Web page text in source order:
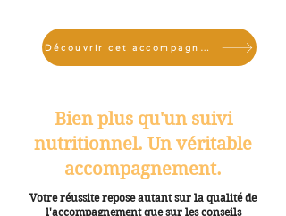
Découvrir cet accompagnement
Bien plus qu'un suivi
nutritionnel. Un véritable
accompagnement.
Votre réussite repose autant sur la qualité de
l'accompagnement que sur les conseils